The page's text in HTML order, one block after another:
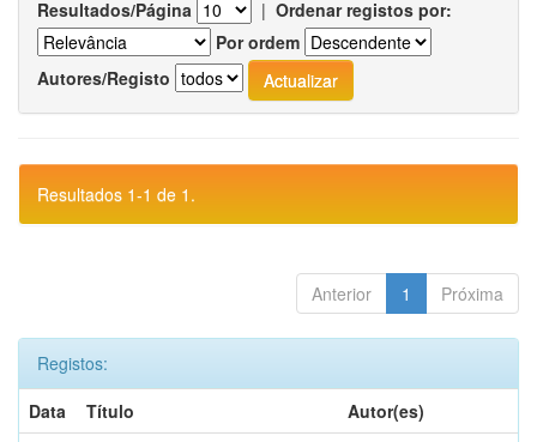
Resultados/Página | Ordenar registos por:
Por ordem
Autores/Registo
Resultados 1-1 de 1.
Anterior 1 Próxima
Registos:
Data
Título
Autor(es)